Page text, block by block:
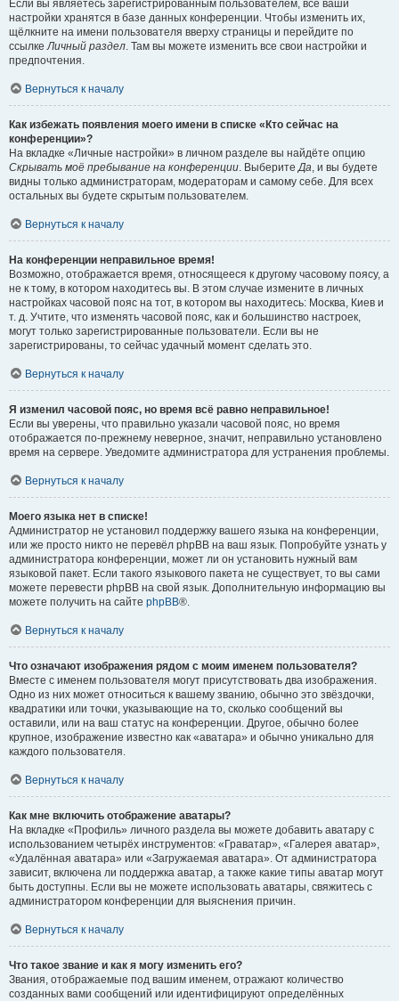
Если вы являетесь зарегистрированным пользователем, все ваши
настройки хранятся в базе данных конференции. Чтобы изменить их,
щёлкните на имени пользователя вверху страницы и перейдите по
ссылкеЛичный раздел. Там вы можете изменить все свои настройки и
предпочтения.
Вернуться к началу
Как избежать появления моего имени в списке «Кто сейчас на
конференции»?
На вкладке «Личные настройки» в личном разделе вы найдёте опцию
Скрывать моё пребывание на конференции. ВыберитеДа, и вы будете
видны только администраторам, модераторам и самому себе. Для всех
остальных вы будете скрытым пользователем.
Вернуться к началу
На конференции неправильное время!
Возможно, отображается время, относящееся к другому часовому поясу, а
не к тому, в котором находитесь вы. В этом случае измените в личных
настройках часовой пояс на тот, в котором вы находитесь: Москва, Киев и
т. д. Учтите, что изменять часовой пояс, как и большинство настроек,
могут только зарегистрированные пользователи. Если вы не
зарегистрированы, то сейчас удачный момент сделать это.
Вернуться к началу
Я изменил часовой пояс, но время всё равно неправильное!
Если вы уверены, что правильно указали часовой пояс, но время
отображается по-прежнему неверное, значит, неправильно установлено
время на сервере. Уведомите администратора для устранения проблемы.
Вернуться к началу
Моего языка нет в списке!
Администратор не установил поддержку вашего языка на конференции,
или же просто никто не перевёл phpBB на ваш язык. Попробуйте узнать у
администратора конференции, может ли он установить нужный вам
языковой пакет. Если такого языкового пакета не существует, то вы сами
можете перевести phpBB на свой язык. Дополнительную информацию вы
можете получить на сайте phpBB®.
Вернуться к началу
Что означают изображения рядом с моим именем пользователя?
Вместе с именем пользователя могут присутствовать два изображения.
Одно из них может относиться к вашему званию, обычно это звёздочки,
квадратики или точки, указывающие на то, сколько сообщений вы
оставили, или на ваш статус на конференции. Другое, обычно более
крупное, изображение известно как «аватара» и обычно уникально для
каждого пользователя.
Вернуться к началу
Как мне включить отображение аватары?
На вкладке «Профиль» личного раздела вы можете добавить аватару с
использованием четырёх инструментов: «Граватар», «Галерея аватар»,
«Удалённая аватара» или «Загружаемая аватара». От администратора
зависит, включена ли поддержка аватар, а также какие типы аватар могут
быть доступны. Если вы не можете использовать аватары, свяжитесь с
администратором конференции для выяснения причин.
Вернуться к началу
Что такое звание и как я могу изменить его?
Звания, отображаемые под вашим именем, отражают количество
созданных вами сообщений или идентифицируют определённых